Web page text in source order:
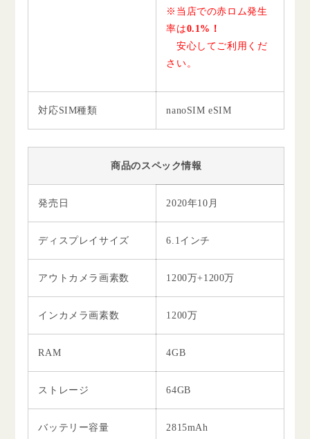
※当店での赤ロム発生
率は0.1%！
安心してご利用くだ
さい。
対応SIM種類 nanoSIM eSIM
商品のスペック情報
発売日 2020年10月
ディスプレイサイズ 6.1インチ
アウトカメラ画素数 1200万+1200万
インカメラ画素数 1200万
RAM 4GB
ストレージ 64GB
バッテリー容量 2815mAh